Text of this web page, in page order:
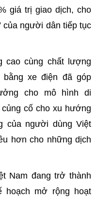
giá trị giao dịch, cho
của người dân tiếp tục
cao cùng chất lượng
xe điện đã góp
cho mô hình di
cố cho xu hướng
của người dùng Việt
hơn cho những dịch
Nam đang trở thành
hoạch mở rộng hoạt